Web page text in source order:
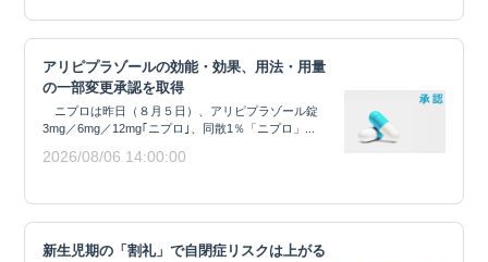
アリピプラゾールの効能・効果、用法・用量
の一部変更承認を取得
ニプロは昨日（８月５日）、アリピプラゾール錠
3mg／6mg／12mg｢ニプロ｣、同散1％「ニプロ」...
2026/08/06 14:00:00
新生児期の「割礼」で自閉症リスクは上がる